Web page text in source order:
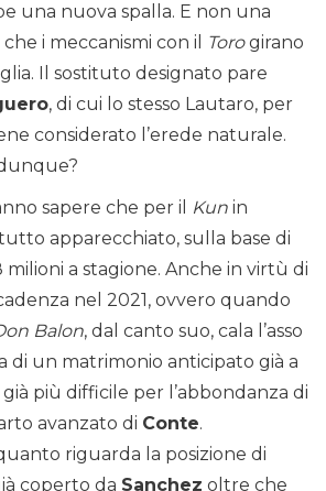
una nuova spalla. E non una
i meccanismi con il
Torogirano
Il sostituto designato pare
, di cui lo stesso Lautaro, per
considerato l’erede naturale.
sapere che per il
Kun in
apparecchiato, sulla base di
a stagione. Anche in virtù di
nel 2021, ovvero quando
Balon, dal canto suo, cala l’asso
di un matrimonio anticipato già a
più difficile per l’abbondanza di
avanzato di Conte.
riguarda la posizione di
coperto da Sanchez oltre che